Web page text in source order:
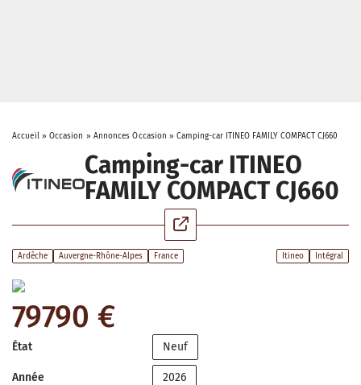
Accueil» Occasion » Annonces Occasion »Camping-car ITINEO FAMILY COMPACT CJ660
Camping-car ITINEO
FAMILY COMPACT CJ660
Ardêche Auvergne-Rhône-Alpes France Itineo Intégral
79790 €
État Neuf
Année 2026